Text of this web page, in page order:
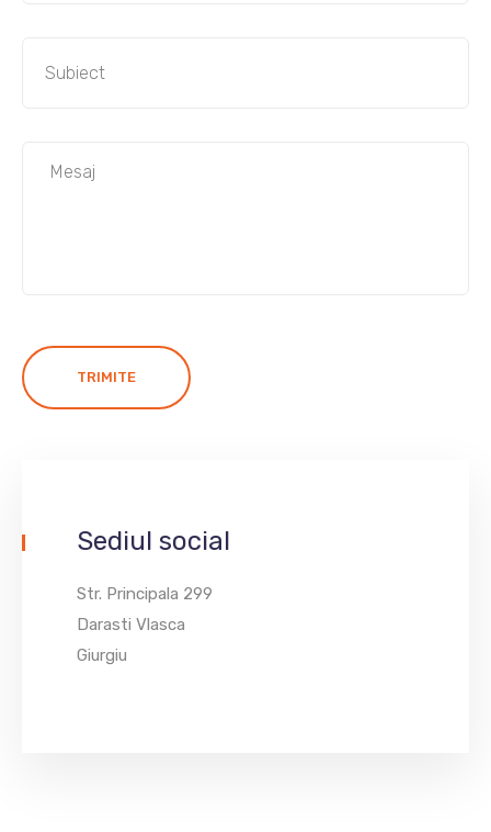
TRIMITE
Sediul social
Str. Principala 299
Darasti Vlasca
Giurgiu